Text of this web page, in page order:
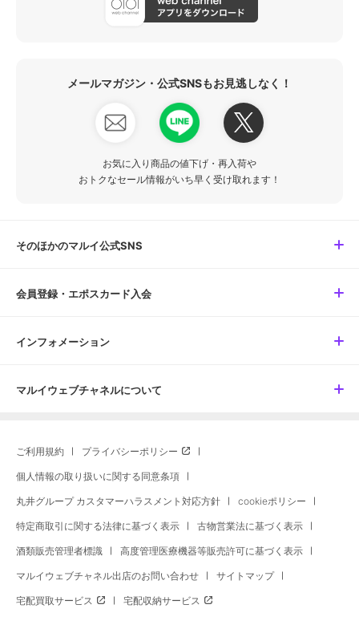
メールマガジン・公式SNSもお見逃しなく！
お気に入り商品の値下げ・再入荷や
おトクなセール情報がいち早く受け取れます！
そのほかのマルイ公式SNS
会員登録・エポスカード入会
インフォメーション
マルイウェブチャネルについて
ご利用規約 プライバシーポリシー
個人情報の取り扱いに関する同意条項
丸井グループ カスタマーハラスメント対応方針 cookieポリシー
特定商取引に関する法律に基づく表示 古物営業法に基づく表示
酒類販売管理者標識 高度管理医療機器等販売許可に基づく表示
マルイウェブチャネル出店のお問い合わせ サイトマップ
宅配買取サービス 宅配収納サービス